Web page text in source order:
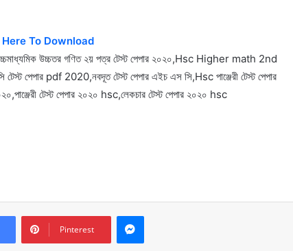
To Download
উচ্চতর গণিত ২য় পত্র টেস্ট পেপার ২০২০,Hsc Higher math 2nd
টেস্ট পেপার pdf 2020,নবদূত টেস্ট পেপার এইচ এস সি,Hsc পাঞ্জেরী টেস্ট পেপার
টেস্ট পেপার ২০২০ hsc,লেকচার টেস্ট পেপার ২০২০ hsc
Pinterest
Messenger